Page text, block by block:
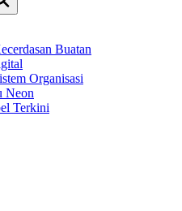
Buatan
Organisasi
Neon
Terkini